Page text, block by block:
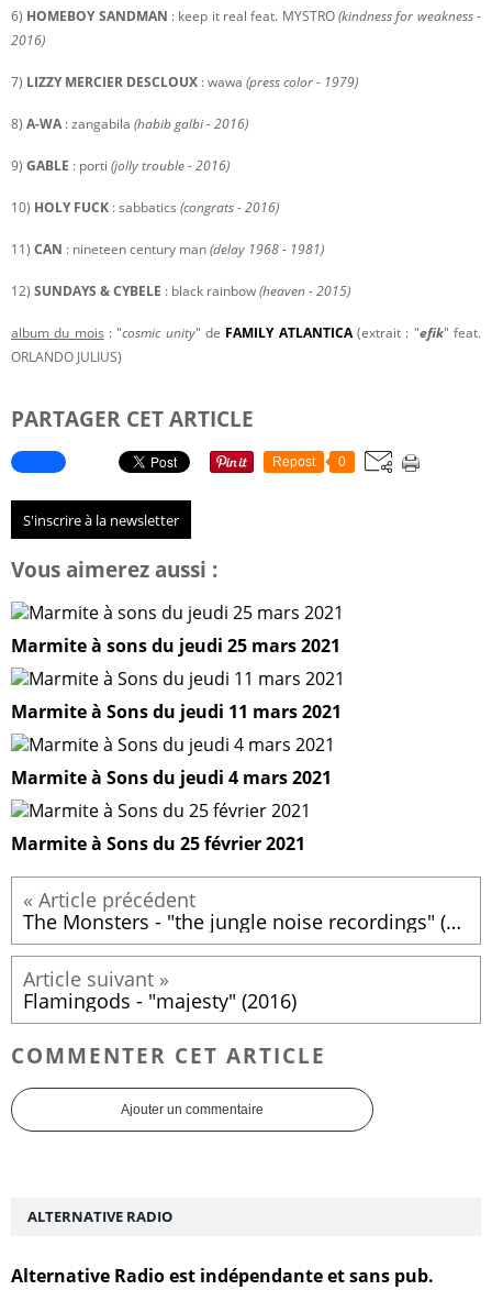
6) HOMEBOY SANDMAN : keep it real feat. MYSTRO(kindness for weakness -
2016)
7) LIZZY MERCIER DESCLOUX : wawa (press color - 1979)
8) A-WA : zangabila (habib galbi - 2016)
9) GABLE : porti (jolly trouble - 2016)
10) HOLY FUCK : sabbatics (congrats - 2016)
11) CAN : nineteen century man(delay 1968 - 1981)
12) SUNDAYS & CYBELE : black rainbow(heaven - 2015)
album du mois : "cosmic unity" de FAMILY ATLANTICA(extrait : "efik" feat.
ORLANDO JULIUS)
PARTAGER CET ARTICLE
Repost 0
S'inscrire à la newsletter
Vous aimerez aussi :
Marmite à sons du jeudi 25 mars 2021
Marmite à Sons du jeudi 11 mars 2021
Marmite à Sons du jeudi 4 mars 2021
Marmite à Sons du 25 février 2021
The Monsters - "the jungle noise recordings" (2016)
Flamingods - "majesty" (2016)
COMMENTER CET ARTICLE
Ajouter un commentaire
ALTERNATIVE RADIO
Alternative Radio est indépendante et sans pub.